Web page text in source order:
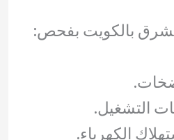
بالكويت بفحص:
التشغيل.
الكهرباء.